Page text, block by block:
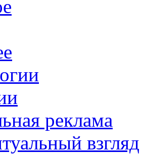
реклама
взгляд